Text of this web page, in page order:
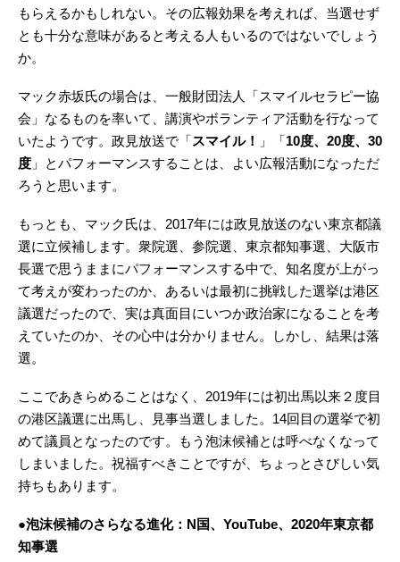
もらえるかもしれない。その広報効果を考えれば、当選せず
とも十分な意味があると考える人もいるのではないでしょう
か。
マック赤坂氏の場合は、一般財団法人「スマイルセラピー協
会」なるものを率いて、講演やボランティア活動を行なって
いたようです。政見放送で「スマイル！ 」「10度、20度、30
度 」とパフォーマンスすることは、よい広報活動になっただ
ろうと思います。
もっとも、マック氏は、2017年には政見放送のない東京都議
選に立候補します。衆院選、参院選、東京都知事選、大阪市
長選で思うままにパフォーマンスする中で、知名度が上がっ
て考えが変わったのか、あるいは最初に挑戦した選挙は港区
議選だったので、実は真面目にいつか政治家になることを考
えていたのか、その心中は分かりません。しかし、結果は落
選。
ここであきらめることはなく、2019年には初出馬以来２度目
の港区議選に出馬し、見事当選しました。14回目の選挙で初
めて議員となったのです。もう泡沫候補とは呼べなくなって
しまいました。祝福すべきことですが、ちょっとさびしい気
持ちもあります。
●泡沫候補のさらなる進化：N国、YouTube、2020年東京都
知事選